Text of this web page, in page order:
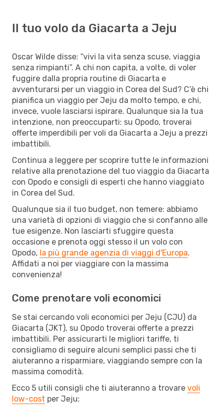
Il tuo volo da Giacarta a Jeju
Oscar Wilde disse: “vivi la vita senza scuse, viaggia
senza rimpianti”. A chi non capita, a volte, di voler
fuggire dalla propria routine di Giacarta e
avventurarsi per un viaggio in Corea del Sud? C’è chi
pianifica un viaggio per Jeju da molto tempo, e chi,
invece, vuole lasciarsi ispirare. Qualunque sia la tua
intenzione, non preoccuparti: su Opodo, troverai
offerte imperdibili per voli da Giacarta a Jeju a prezzi
imbattibili.
Continua a leggere per scoprire tutte le informazioni
relative alla prenotazione del tuo viaggio da Giacarta
con Opodo e consigli di esperti che hanno viaggiato
in Corea del Sud.
Qualunque sia il tuo budget, non temere: abbiamo
una varietà di opzioni di viaggio che si confanno alle
tue esigenze. Non lasciarti sfuggire questa
occasione e prenota oggi stesso il un volo con
Opodo, la più grande agenzia di viaggi d'Europa.
Affidati a noi per viaggiare con la massima
convenienza!
Come prenotare voli economici
Se stai cercando voli economici per Jeju (CJU) da
Giacarta (JKT), su Opodo troverai offerte a prezzi
imbattibili. Per assicurarti le migliori tariffe, ti
consigliamo di seguire alcuni semplici passi che ti
aiuteranno a risparmiare, viaggiando sempre con la
massima comodità.
Ecco 5 utili consigli che ti aiuteranno a trovare voli
low-cost per Jeju: